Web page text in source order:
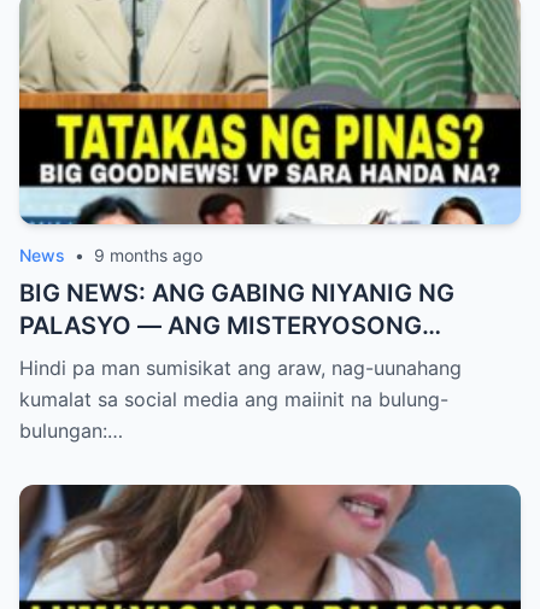
News • 9 months ago
BIG NEWS: ANG GABING NIYANIG NG
PALASYO — ANG MISTERYOSONG
PAGLIPAD NG ISANG JUNYOR AT ANG
DUMULOG NA LIHIM NINA PINGKY AT
KLER
Hindi pa man sumisikat ang araw, nag-uunahang
kumalat sa social media ang maiinit na bulung-
bulungan:…